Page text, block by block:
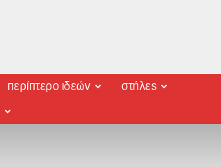
περίπτερο ιδεών στήλες